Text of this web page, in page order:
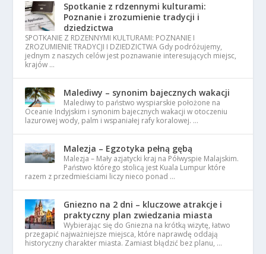
Spotkanie z rdzennymi kulturami:
Poznanie i zrozumienie tradycji i
dziedzictwa
SPOTKANIE Z RDZENNYMI KULTURAMI: POZNANIE I
ZROZUMIENIE TRADYCJI I DZIEDZICTWA Gdy podróżujemy,
jednym z naszych celów jest poznawanie interesujących miejsc,
krajów …
Malediwy – synonim bajecznych wakacji
Malediwy to państwo wyspiarskie położone na
Oceanie Indyjskim i synonim bajecznych wakacji w otoczeniu
lazurowej wody, palm i wspaniałej rafy koralowej. …
Malezja – Egzotyka pełną gębą
Malezja – Mały azjatycki kraj na Półwyspie Malajskim.
Państwo którego stolicą jest Kuala Lumpur które
razem z przedmieściami liczy nieco ponad …
Gniezno na 2 dni – kluczowe atrakcje i
praktyczny plan zwiedzania miasta
Wybierając się do Gniezna na krótką wizytę, łatwo
przegapić najważniejsze miejsca, które naprawdę oddają
historyczny charakter miasta. Zamiast błądzić bez planu, …